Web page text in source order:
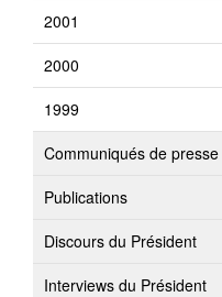
2001
2000
1999
Communiqués de
Publications
Discours du Président
Interviews du Président